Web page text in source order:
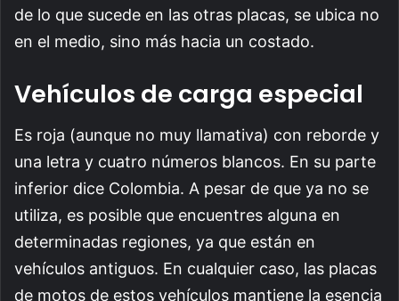
de lo que sucede en las otras placas, se ubica no
en el medio, sino más hacia un costado.
Vehículos de carga especial
Es roja (aunque no muy llamativa) con reborde y
una letra y cuatro números blancos. En su parte
inferior dice Colombia. A pesar de que ya no se
utiliza, es posible que encuentres alguna en
determinadas regiones, ya que están en
vehículos antiguos. En cualquier caso, las placas
de motos de estos vehículos mantiene la esencia